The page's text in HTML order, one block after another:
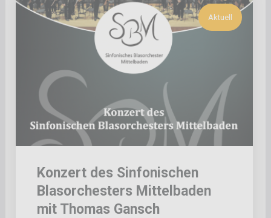
Aktuell
Konzert des Sinfonischen
Blasorchesters Mittelbaden
mit Thomas Gansch